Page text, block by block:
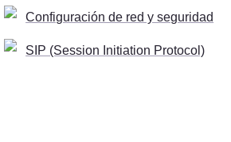
Configuración de red y seguridad
SIP (Session Initiation Protocol)